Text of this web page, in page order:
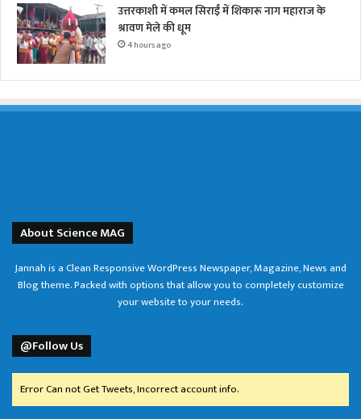
उत्तरकाशी में कमल सिराईं में शिकारू नाग महाराज के
श्रावण मेले की धूम
4 hours ago
About Science MAG
Jannah is a Clean Responsive WordPress Newspaper, Magazine, News and
Blog theme. Packed with options that allow you to completely customize
your website to your needs.
@Follow Us
Error Can not Get Tweets, Incorrect account info.